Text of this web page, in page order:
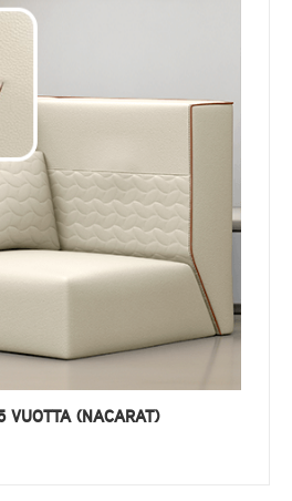
VUOTTA (NACARAT)